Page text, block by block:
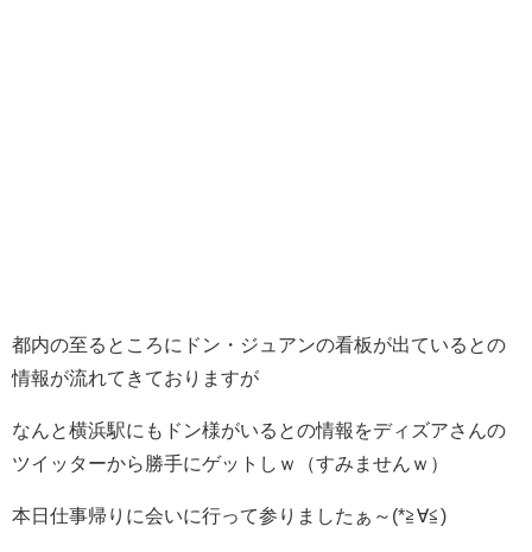
都内の至るところにドン・ジュアンの看板が出ているとの
情報が流れてきておりますが
なんと横浜駅にもドン様がいるとの情報をディズアさんの
ツイッターから勝手にゲットしｗ（すみませんｗ）
本日仕事帰りに会いに行って参りましたぁ～(*≧∀≦)